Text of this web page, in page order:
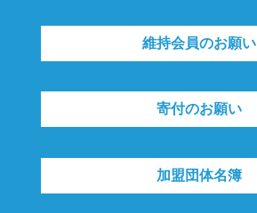
維持会員のお願い
寄付のお願い
加盟団体名簿